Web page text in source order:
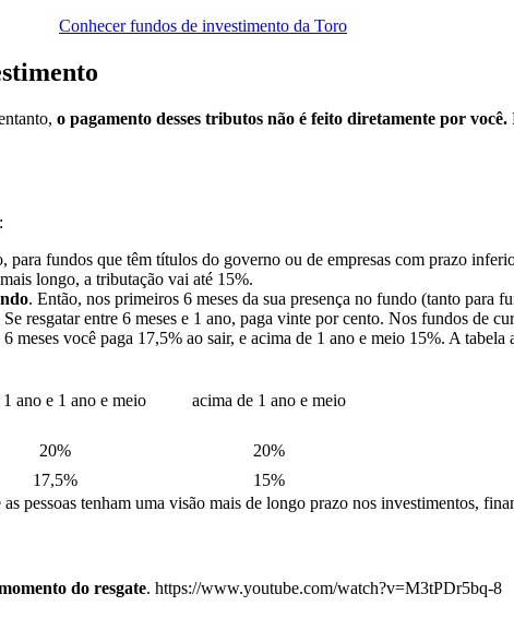
Conhecer fundos de investimento da Toro
o pagamento desses tributos não é feito diretamente por você.
para fundos que têm títulos do governo ou de empresas com prazo
longo, a tributação vai até 15%.
. Então, nos primeiros 6 meses da sua presença no fundo (tanto para
resgatar entre 6 meses e 1 ano, paga vinte por cento. Nos fundos de
você paga 17,5% ao sair, e acima de 1 ano e meio 15%. A tabela
1 ano e 1 ano e meio acima de 1 ano e meio
20%
20%
17,5%
15%
pessoas tenham uma visão mais de longo prazo nos investimentos,
do resgate. https://www.youtube.com/watch?v=M3tPDr5bq-8